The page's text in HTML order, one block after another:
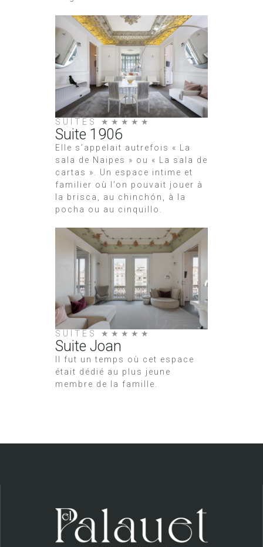
SUITES ★★★★★
Suite 1906
Elle s’appelait autrefois « La
sala de Naipes » ou « La sala de
cartas ». Un espace intime et
familier où l’on pouvait jouer à
la brisca, au chinchón, à la
pocha ou au cinquillo.
SUITES ★★★★★
Suite Joan
Il fut un temps où cet espace
était dédié au plus jeune
membre de la famille.